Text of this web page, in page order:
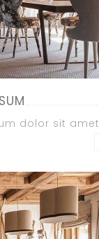
dolor sit amet